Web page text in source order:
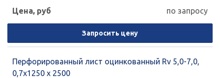
по запросу
Запросить цену
Перфорированный лист оцинкованный Rv 5,0-7,0,
0,7х1250 х 2500